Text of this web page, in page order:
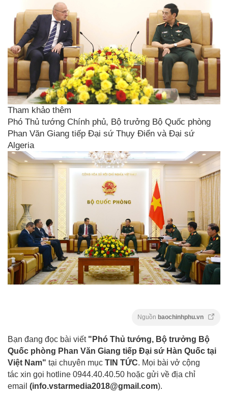
Tham khảo thêm
Phó Thủ tướng Chính phủ, Bộ trưởng Bộ Quốc phòng
Phan Văn Giang tiếp Đại sứ Thụy Điển và Đại sứ
Algeria
Nguồn baochinhphu.vn
Bạn đang đọc bài viết "Phó Thủ tướng, Bộ trưởng Bộ
Quốc phòng Phan Văn Giang tiếp Đại sứ Hàn Quốc tại
Việt Nam" tại chuyên mục TIN TỨC. Mọi bài vở cộng
tác xin gọi hotline 0944.40.40.50 hoặc gửi về địa chỉ
email (info.vstarmedia2018@gmail.com).